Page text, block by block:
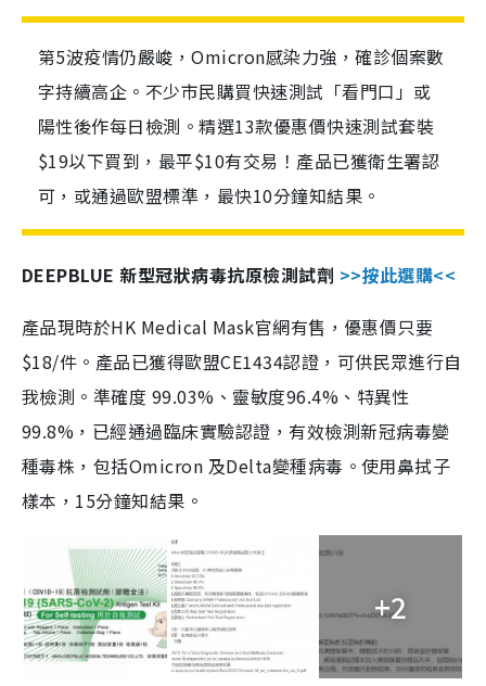
第5波疫情仍嚴峻，Omicron感染力強，確診個案數
字持續高企。不少市民購買快速測試「看門口」或
陽性後作每日檢測。精選13款優惠價快速測試套裝
$19以下買到，最平$10有交易！產品已獲衛生署認
可，或通過歐盟標準，最快10分鐘知結果。
DEEPBLUE 新型冠狀病毒抗原檢測試劑 >>按此選購<<
產品現時於HK Medical Mask官網有售，優惠價只要
$18/件。產品已獲得歐盟CE1434認證，可供民眾進行自
我檢測。準確度 99.03%、靈敏度96.4%、特異性
99.8%，已經通過臨床實驗認證，有效檢測新冠病毒變
種毒株，包括Omicron 及Delta變種病毒。使用鼻拭子
樣本，15分鐘知結果。
+2